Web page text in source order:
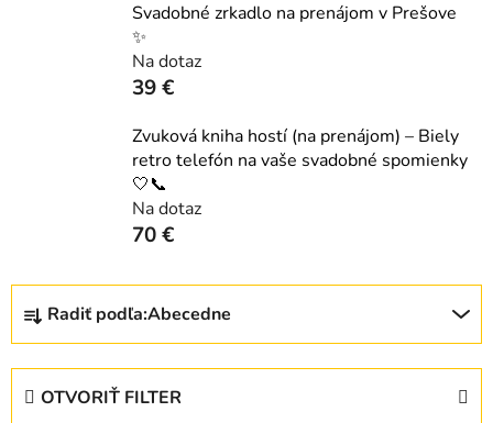
Svadobné zrkadlo na prenájom v Prešove
✨
Na dotaz
39 €
Zvuková kniha hostí (na prenájom) – Biely
retro telefón na vaše svadobné spomienky
🤍📞
Na dotaz
70 €
d
Radiť podľa:Abecedne
OTVORIŤ FILTER